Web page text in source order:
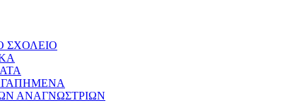
ΣΧΟΛΕΙΟ
ΑΝΑΓΝΩΣΤΡΙΩΝ